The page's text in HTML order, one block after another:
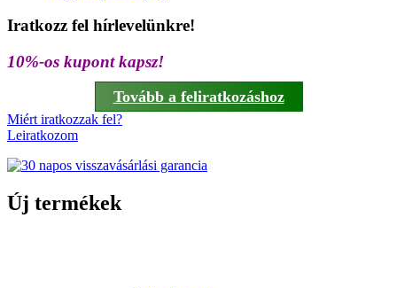
Iratkozz fel hírlevelünkre!
10%-os kupont kapsz!
Tovább a feliratkozáshoz
Miért iratkozzak fel?
Leiratkozom
Új termékek